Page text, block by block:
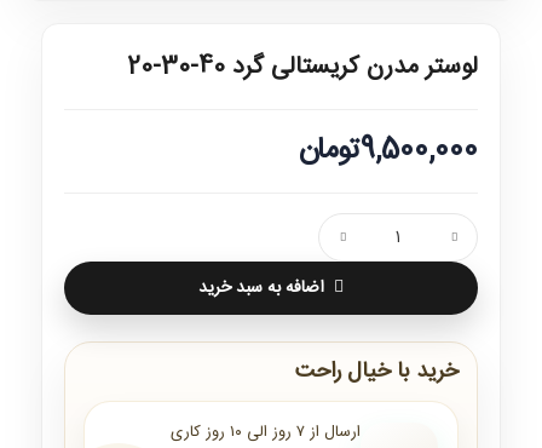
لوستر مدرن کریستالی گرد 40-30-20
9,500,000تومان
اضافه به سبد خرید
خرید با خیال راحت
ارسال از ۷ روز الی ۱۰ روز کاری